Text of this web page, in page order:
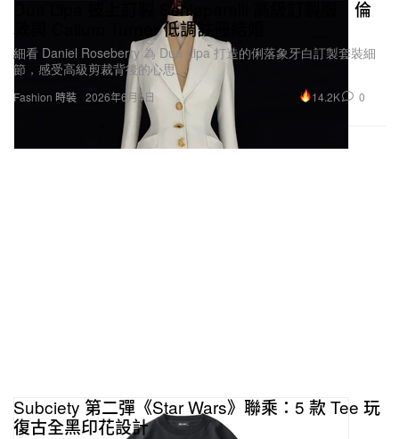
Fashion 時裝
Dua Lipa 披上訂製 Schiaparelli 高級訂製服 倫
敦與 Callum Turner 低調註冊結婚
細看 Daniel Roseberry 為 Dua Lipa 打造的俐落象牙白訂製套裝細
節，感受高級剪裁背後的心思。
2026年6月4日 14.2K 0
Subciety 第二彈《Star Wars》聯乘：5 款 Tee 玩
復古全黑印花設計